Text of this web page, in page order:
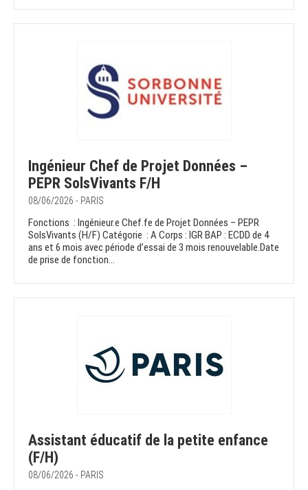
Ingénieur Chef de Projet Données –
PEPR SolsVivants F/H
08/06/2026 - PARIS
Fonctions : Ingénieur.e Chef.fe de Projet Données – PEPR
SolsVivants (H/F) Catégorie : A Corps : IGR BAP : ECDD de 4
ans et 6 mois avec période d’essai de 3 mois renouvelable.Date
de prise de fonction...
Assistant éducatif de la petite enfance
(F/H)
08/06/2026 - PARIS